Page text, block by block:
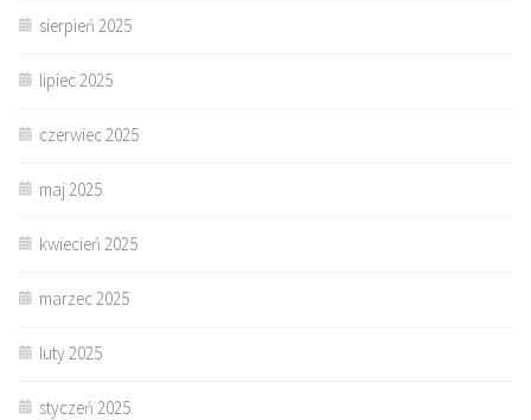
sierpień 2025
lipiec 2025
czerwiec 2025
maj 2025
kwiecień 2025
marzec 2025
luty 2025
styczeń 2025